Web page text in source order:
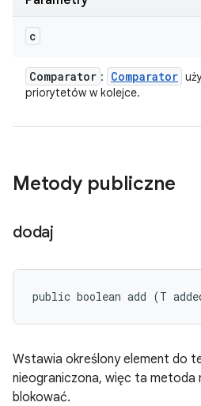
c
Comparator : Comparator
priorytetów w kolejce.
Metody publiczne
dodaj
public boolean add (T
Wstawia określony element do
nieograniczona, więc ta metoda
blokować.